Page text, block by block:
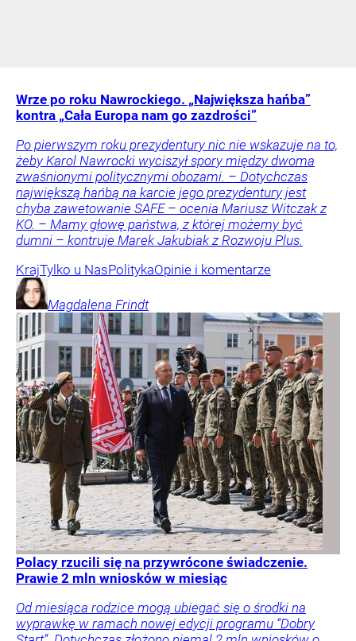
Wrze po roku Nawrockiego. „Największa hańba”
kontra „Cała Europa nam go zazdrości”
Po pierwszym roku prezydentury nic nie wskazuje na to,
żeby Karol Nawrocki wyciszył spory między dwoma
zwaśnionymi politycznymi obozami. – Dotychczas
największą hańbą na karcie jego prezydentury jest
chyba zawetowanie SAFE – ocenia Mariusz Witczak z
KO. – Mamy głowę państwa, z której możemy być
dumni – kontruje Marek Jakubiak z Rozwoju Plus.
KrajTylko u NasPolitykaOpinie i komentarze
Magdalena Frindt
Polacy rzucili się na przywrócone świadczenie.
Prawie 2 mln wniosków w miesiąc
Od miesiąca rodzice mogą ubiegać się o środki na
wyprawkę w ramach nowej edycji programu “Dobry